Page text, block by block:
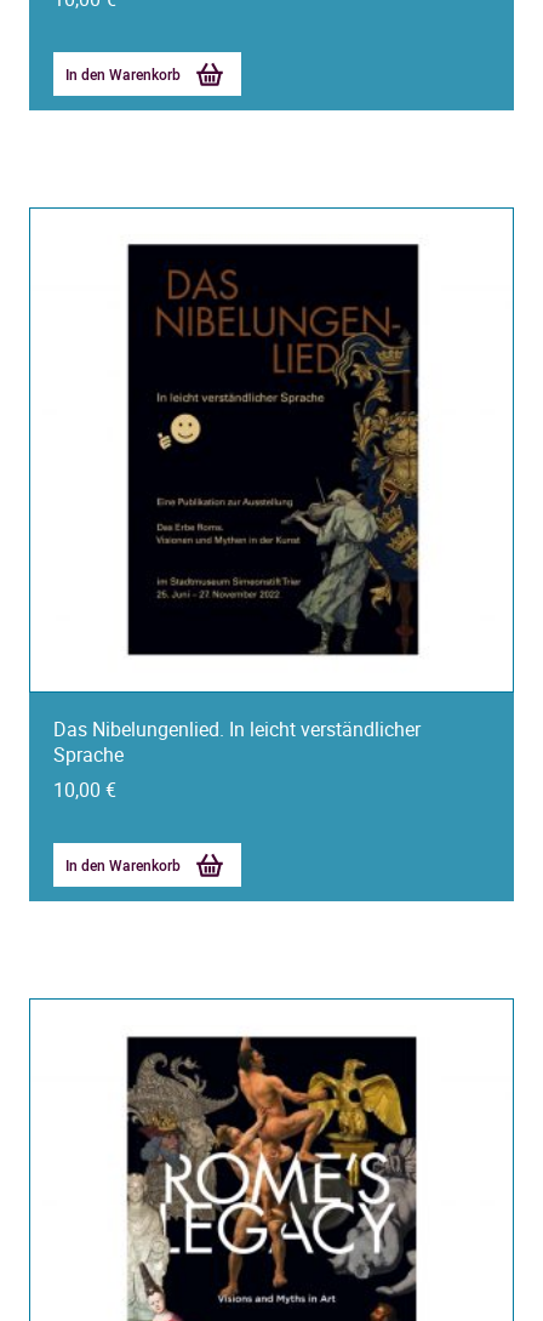
In den Warenkorb
Das Nibelungenlied. In leicht verständlicher
Sprache
10,00 €
In den Warenkorb